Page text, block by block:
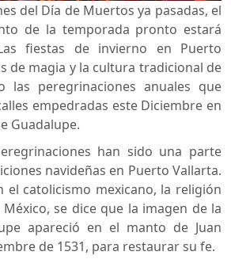
del Día de Muertos ya pasadas, el
de la temporada pronto estará
fiestas de invierno en Puerto
de magia y la cultura tradicional de
las peregrinaciones anuales que
empedradas este Diciembre en
Guadalupe.
han sido una parte
navideñas en Puerto Vallarta.
el catolicismo mexicano, la religión
se dice que la imagen de la
apareció en el manto de Juan
de 1531, para restaurar su fe.